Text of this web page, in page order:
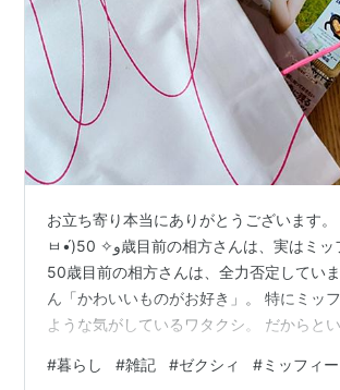
ム（2013年2月号）
花嫁すぎる♡ゴム手袋（2013年4月
北欧すぎる♡鍋つかみ＆鍋敷きセッ
号）
甘すぎる♡新妻デビューキッチン3
ンタイマー＆エプロン＆シュシュ）
号）
見映えよすぎる♥食卓6点セット（
可愛すぎる♥花嫁ジャッキーの洗濯
10月号）
月号）
お立ち寄り本当にありがとうございます
ㅂ•́)و✧ 50歳目前の相方さんは、実はミッフィー好き？
50歳目前の相方さんは、全力否定してい
ん「かわいいものがお好き」。 特にミッ
ような気がしているワタクシ。 だからと
めているわけでもありません。 ただ、自
#暮らし #雑記 #ゼクシィ #ミッフィー